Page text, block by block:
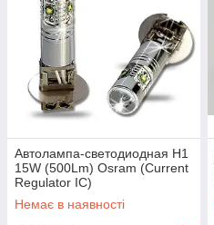
Автолампа-светодиодная H1
15W (500Lm) Osram (Current
Regulator IC)
Немає в наявності